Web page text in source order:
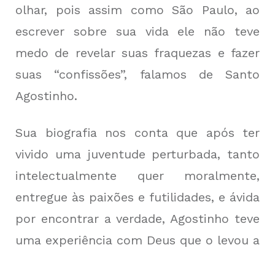
olhar, pois assim como São Paulo, ao
escrever sobre sua vida ele não teve
medo de revelar suas fraquezas e fazer
suas “confissões”, falamos de Santo
Agostinho.
Sua biografia nos conta que após ter
vivido uma juventude perturbada, tanto
intelectualmente quer moralmente,
entregue às paixões e futilidades, e ávida
por encontrar a verdade, Agostinho teve
uma experiência com Deus que o levou a